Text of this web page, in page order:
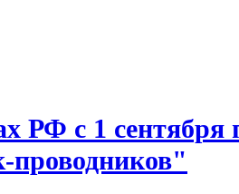
РФ с 1 сентября
проводников"